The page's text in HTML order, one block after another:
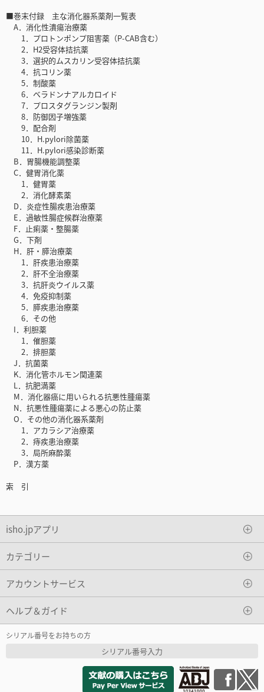
■巻末付録 主な消化器系薬剤一覧表
A．消化性潰瘍治療薬
1．プロトンポンプ阻害薬（P-CAB含む）
2．H2受容体拮抗薬
3．選択的ムスカリン受容体拮抗薬
4．抗コリン薬
5．制酸薬
6．ベラドンナアルカロイド
7．プロスタグランジン製剤
8．防御因子増強薬
9．配合剤
10．H.pylori除菌薬
11．H.pylori感染診断薬
B．胃腸機能調整薬
C．健胃消化薬
1．健胃薬
2．消化酵素薬
D．炎症性腸疾患治療薬
E．過敏性腸症候群治療薬
F．止痢薬・整腸薬
G．下剤
H．肝・膵治療薬
1．肝疾患治療薬
2．肝不全治療薬
3．抗肝炎ウイルス薬
4．免疫抑制薬
5．膵疾患治療薬
6．その他
I．利胆薬
1．催胆薬
2．排胆薬
J．抗菌薬
K．消化管ホルモン関連薬
L．抗肥満薬
M．消化器癌に用いられる抗悪性腫瘍薬
N．抗悪性腫瘍薬による悪心の防止薬
O．その他の消化器系薬剤
1．アカラシア治療薬
2．痔疾患治療薬
3．局所麻酔薬
P．漢方薬
索 引
isho.jpアプリ
カテゴリー
アカウントサービス
ヘルプ＆ガイド
シリアル番号をお持ちの方
シリアル番号入力